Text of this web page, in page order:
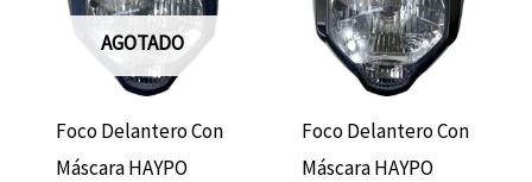
AGOTADO
Foco Delantero Con
Máscara HAYPO
Foco Delantero Con
Máscara HAYPO